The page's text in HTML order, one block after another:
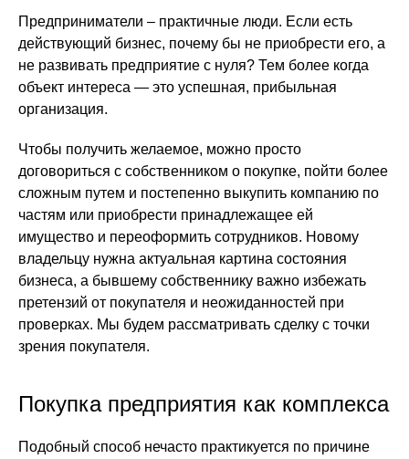
Предприниматели – практичные люди. Если есть
действующий бизнес, почему бы не приобрести его, а
не развивать предприятие с нуля? Тем более когда
объект интереса — это успешная, прибыльная
организация.
Чтобы получить желаемое, можно просто
договориться с собственником о покупке, пойти более
сложным путем и постепенно выкупить компанию по
частям или приобрести принадлежащее ей
имущество и переоформить сотрудников. Новому
владельцу нужна актуальная картина состояния
бизнеса, а бывшему собственнику важно избежать
претензий от покупателя и неожиданностей при
проверках. Мы будем рассматривать сделку с точки
зрения покупателя.
Покупка предприятия как комплекса
Подобный способ нечасто практикуется по причине